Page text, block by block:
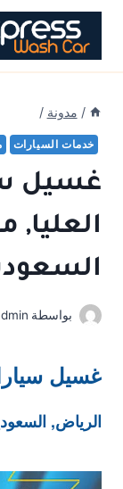
Skip
content
/ مدونة /
خدمات السيارات
غسيل
العليا,
بواسطة
غسيل
الرياض,